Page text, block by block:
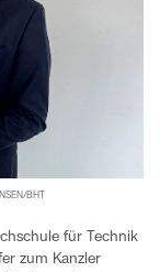
BHT
für Technik
zum Kanzler